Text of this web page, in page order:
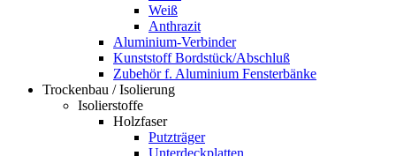
Weiß
Anthrazit
Aluminium-Verbinder
Kunststoff Bordstück/Abschluß
Zubehör f. Aluminium Fensterbänke
Trockenbau / Isolierung
Isolierstoffe
Holzfaser
Putzträger